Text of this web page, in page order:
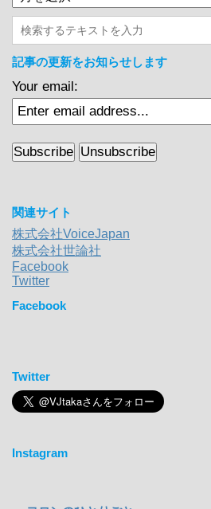
リ
ー
去
の
記
事
記事の更新をお知らせします
Your email:
関連サイト
株式会社VoiceJapan
株式会社世論社
Facebook
Twitter
Facebook
Twitter
Instagram